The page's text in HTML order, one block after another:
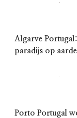
Algarve
paradijs op aarde
Porto Portugal